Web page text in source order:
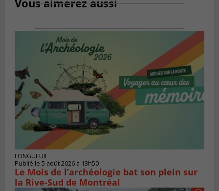
Vous aimerez aussi
LONGUEUIL
Publié le 5 août 2026 à 13h50
Le Mois de l’archéologie bat son plein sur
la Rive-Sud de Montréal